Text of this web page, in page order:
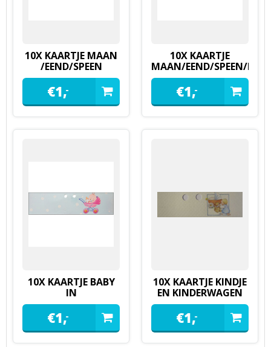
10X KAARTJE MAAN
/EEND/SPEEN
BLAUW
€1,-
10X KAARTJE
MAAN/EEND/SPEEN/
€1,-
10X KAARTJE BABY
IN
KINDERWAGENTJE
ROZE
€1,-
10X KAARTJE KINDJE
EN KINDERWAGEN
€1,-